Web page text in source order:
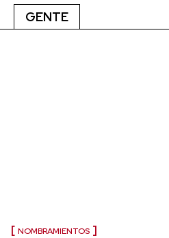
GENTE
NOMBRAMIENTOS